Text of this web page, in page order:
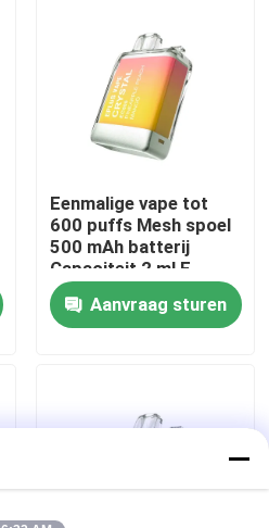
Eenmalige vape tot
600 puffs Mesh spoel
500 mAh batterij
Capaciteit 2 ml E-
vloeistof Ananas
Perzik Mango
Aanvraag sturen